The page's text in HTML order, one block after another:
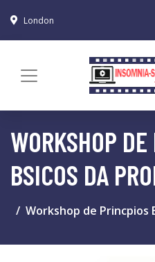
London
WORKSHOP
BSICOS DA
Workshop de Princpios